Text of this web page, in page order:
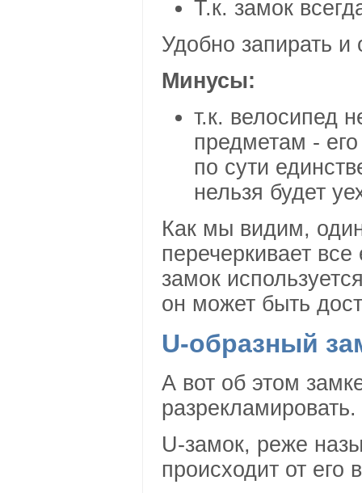
Т.к. замок
Удобно запирать и
Минусы:
т.к. велосипед
предметам -
по сути
нельзя будет
Как мы видим,
перечеркивает
замок
он может быть
U-образный
А вот об этом
разрекламировать.
U-замок, реже
происходит от его